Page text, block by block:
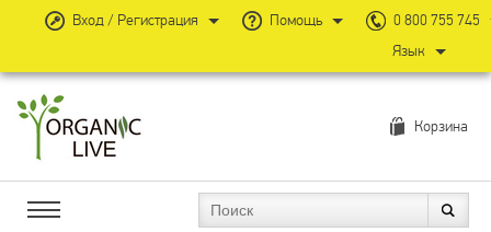
Корзина
Вход / Регистрация Помощь
0 800 755 745
Язык